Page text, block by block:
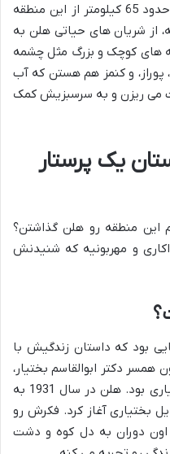
پرآب باشه. مثلاً رودخانه کارون که حدود 65 کیلومتر از این منطقه
از شریان های حیاتی هلن به
های کوچک و بزرگ مثل چشمه
پوراز، و کنمز هم هستن که آب
می ریزن و به سرسبزیش کمک
یک پرستار
این منطقه رو هلن گذاشتن؟
و مهربونیه که شنیدنش
بود که داستان زندگیش با
همسر دکتر ابوالقاسم بختیار،
پزشک و از چهره های سرشناس بختیاری بود. هلن در سال 1931 به
بختیاری آغاز کرد. فکرش رو
اون دوران به دل کوه و دشت